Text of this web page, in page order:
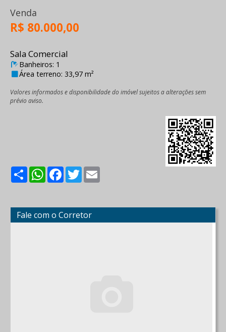
Venda
R$ 80.000,00
Sala Comercial
Banheiros: 1
Área terreno: 33,97 m²
Valores informados e disponibilidade do imóvel sujeitos a alterações sem
prévio aviso.
ShareWhatsApp
Facebook
Twitter
Fale com o Corretor